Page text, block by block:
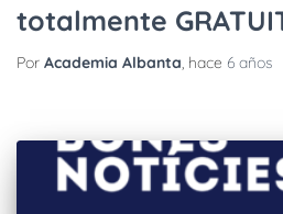
totalmente
Por Academia Albanta, hace 6 años